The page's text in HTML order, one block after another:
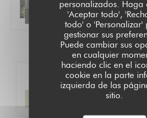
personalizados. Haga
'Aceptar todo',
todo' o 'Personalizar'
gestionar sus
Puede cambiar sus
en cualquier
haciendo clic en el
cookie en la parte
izquierda de las
sitio.
Nos chambres d'hôtes et gîte ****
Reserva
RESERVAR UNA MESA